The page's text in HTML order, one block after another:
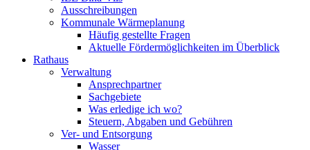
Ausschreibungen
Kommunale Wärmeplanung
Häufig gestellte Fragen
Aktuelle Fördermöglichkeiten im Überblick
Rathaus
Verwaltung
Ansprechpartner
Sachgebiete
Was erledige ich wo?
Steuern, Abgaben und Gebühren
Ver- und Entsorgung
Wasser